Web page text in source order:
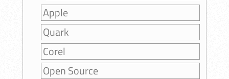
Apple
Quark
Corel
Open Source